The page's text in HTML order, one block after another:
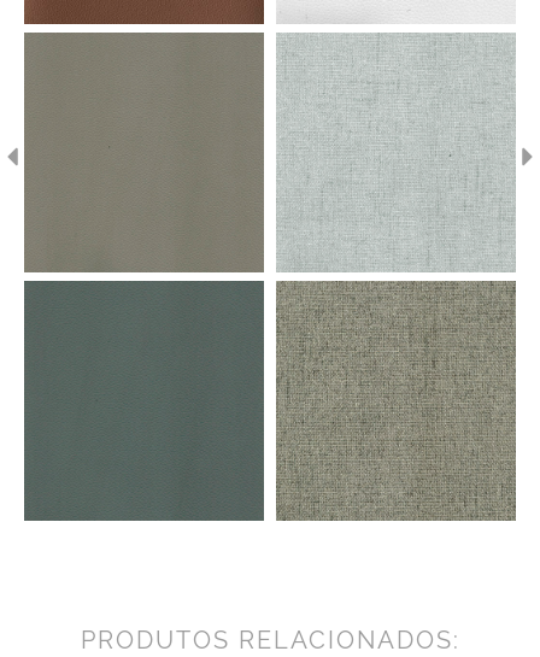
PRODUTOS RELACIONADOS: